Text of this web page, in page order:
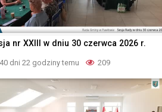
nr XXIII w dniu 30 czerwca 2026 r.
40 dni 22 godziny temu 209